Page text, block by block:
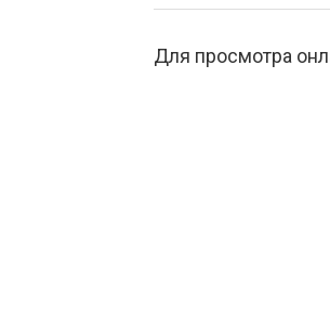
Для просмотра